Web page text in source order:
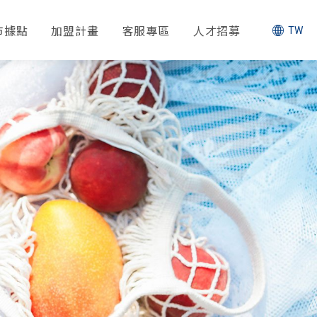
據點 加盟計畫 客服專區 人才招募 TW